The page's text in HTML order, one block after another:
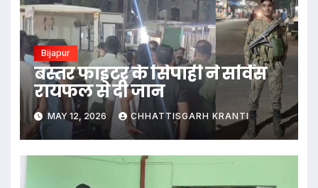
Bijapur
बस्तर फाइटर के सिपाही ने सर्विस
रायफल से दी जान
MAY 12, 2026 CHHATTISGARH KRANTI